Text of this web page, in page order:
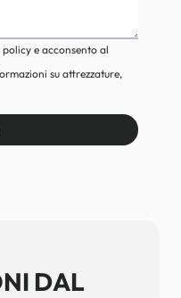
e acconsento al
su attrezzature,
DAL